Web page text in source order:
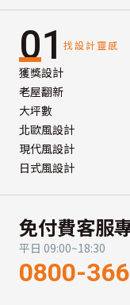
01 找設計靈感
獲獎設計
老屋翻新
大坪數
北歐風設計
現代風設計
日式風設計
免付費客服
平日 09:00~18:30
0800-